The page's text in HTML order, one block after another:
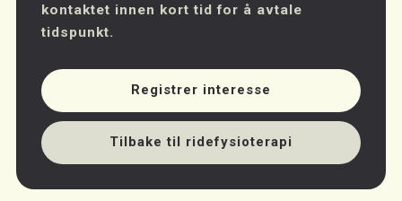
kontaktet innen kort tid for å avtale
tidspunkt.
Registrer interesse
Tilbake til ridefysioterapi